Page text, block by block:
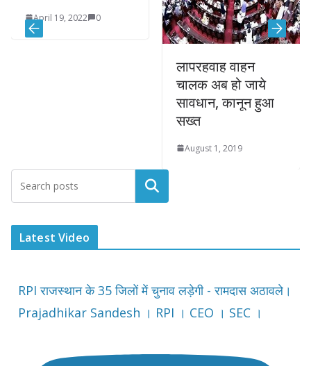
April 19, 2022 0
लापरहवाह वाहन
चालक अब हो जाये
सावधान, कानून हुआ
सख्त
August 1, 2019
Latest Video
RPI राजस्थान के 35 जिलों में चुनाव लड़ेगी - रामदास अठावले।
Prajadhikar Sandesh । RPI । CEO । SEC ।